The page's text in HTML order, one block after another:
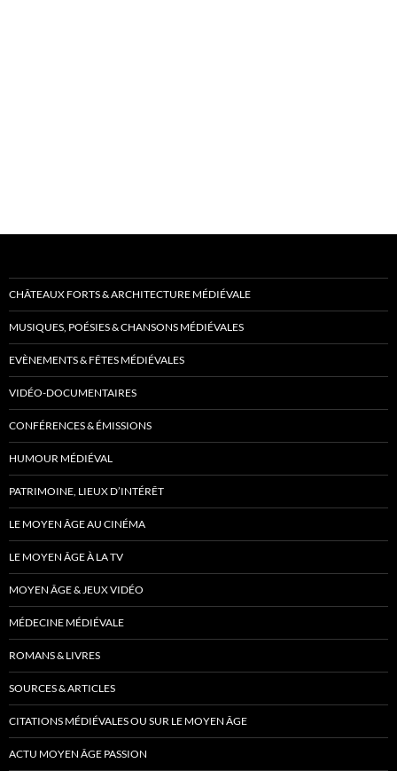
CHÂTEAUX FORTS & ARCHITECTURE MÉDIÉVALE
MUSIQUES, POÉSIES & CHANSONS MÉDIÉVALES
EVÈNEMENTS & FÊTES MÉDIÉVALES
VIDÉO-DOCUMENTAIRES
CONFÉRENCES & ÉMISSIONS
HUMOUR MÉDIÉVAL
PATRIMOINE, LIEUX D’INTÉRÊT
LE MOYEN ÂGE AU CINÉMA
LE MOYEN ÂGE À LA TV
MOYEN ÂGE & JEUX VIDÉO
MÉDECINE MÉDIÉVALE
ROMANS & LIVRES
SOURCES & ARTICLES
CITATIONS MÉDIÉVALES OU SUR LE MOYEN ÂGE
ACTU MOYEN ÂGE PASSION